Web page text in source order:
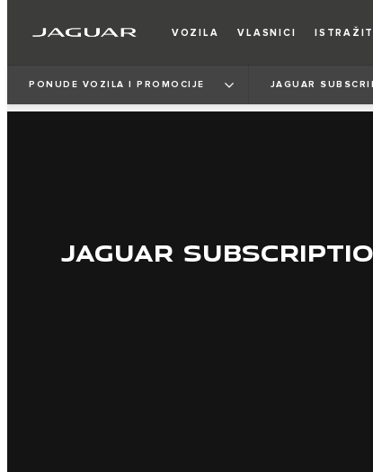
VOZILA VLASNICI
PONUDE VOZILA I PROMOCIJE JAGUAR
JAGUAR